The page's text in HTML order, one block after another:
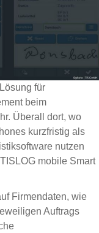
für
beim
Überall dort, wo
kurzfristig als
nutzen
mobile Smart
Firmendaten, wie
Auftrags